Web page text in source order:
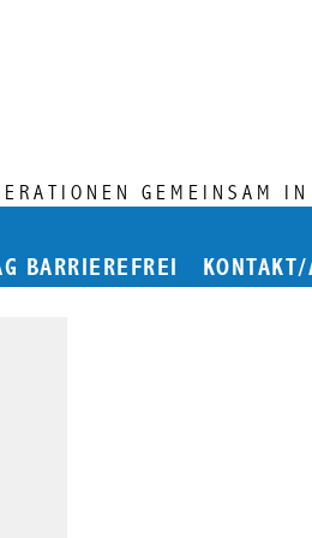
GEMEINSAM IN
BARRIEREFREI